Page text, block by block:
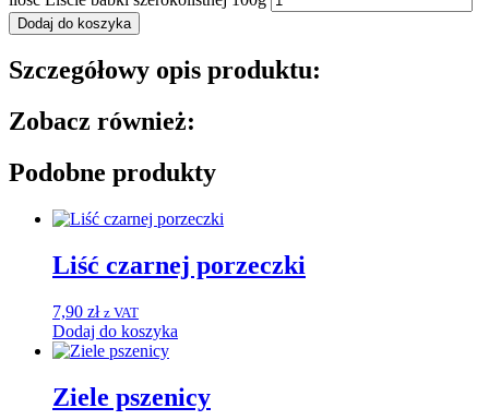
Dodaj do koszyka
Szczegółowy opis produktu:
Zobacz również:
Podobne produkty
Liść czarnej porzeczki
7,90 zł z VAT
Dodaj do koszyka
Ziele pszenicy